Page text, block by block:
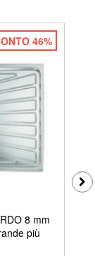
46%
8 mm
più